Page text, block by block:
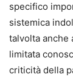
specifico
sistemica
talvolta anche
limitata
criticità della